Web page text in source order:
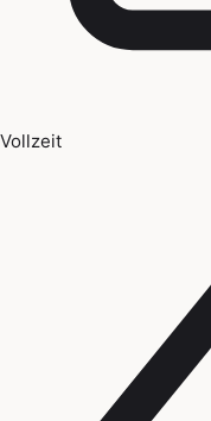
Vollzeit